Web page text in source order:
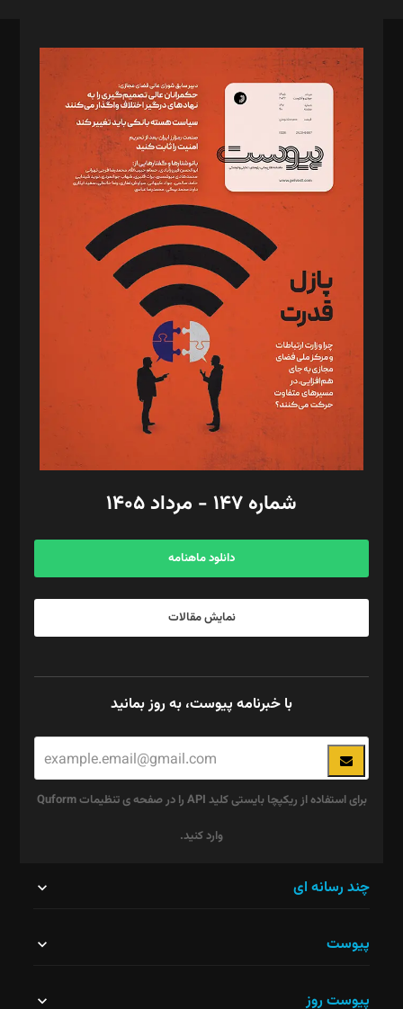
مدیر مسئول: محمدباقر اثنی‌عشری
سردبیر: مهرک محمودی
دبیر تحریریه: میثم قاسمی
د‌بیر ناداستان: سمانه سمیع
د‌بیر خدمت و تجارت: ابوالفضل رجبی
د‌بیر حقوق فناوری: حسام‌الدین ایپکچی
د‌بیر پیوست جهان: مینا پاکدل
د‌بیر تحریریه آنلاین: بابک نقاش
تحریریه‌: مجتبی محمود‌ی، آرش برهمند، یسنا امان‌پور، سروش کرمیان،
مصطفی مسجدی آرانی، ابوالفضل رجبی، زهرا فکرانه، فائزه فتحی
رستمی،مصطفی باستان
ویرایش: نگار استاد‌‌آقا
طراح یونیفرم: مجید توکلی
فیلمبرداری و عکاسی: امیر شفیعی، مانی لطفی زاده
گرافیک و صفحه‌آرایی: سید‌سبحان‌علی ثابت
مد‌یر توسعه تجاری: کامبیز برید‌
امور مالی: شاپور رهبری، محمد‌ کاظمی‌نیا
آگهی و مشترکین: ۰۹۱۹۹۹۹۰۴۵۴
شماره ۱۴۷ - مرداد ۱۴۰۵
دانلود ماهنامه
نمایش مقالات
با خبرنامه پیوست، به روز بمانید
برای استفاده از ریکپچا بایستی کلید API را در صفحه ی تنظیمات Quform
وارد کنید.
نباید
چند رسانه ای
پیوست
پیوست روز